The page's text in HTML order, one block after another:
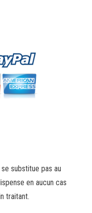
substitue pas au
en aucun cas
traitant.